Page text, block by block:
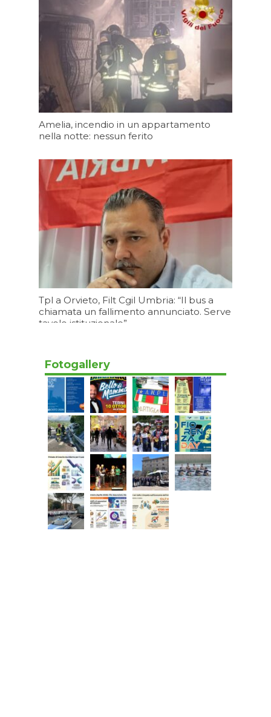
Amelia, incendio in un appartamento
nella notte: nessun ferito
Tpl a Orvieto, Filt Cgil Umbria: “Il bus a
chiamata un fallimento annunciato. Serve
tavolo istituzionale”
Fotogallery